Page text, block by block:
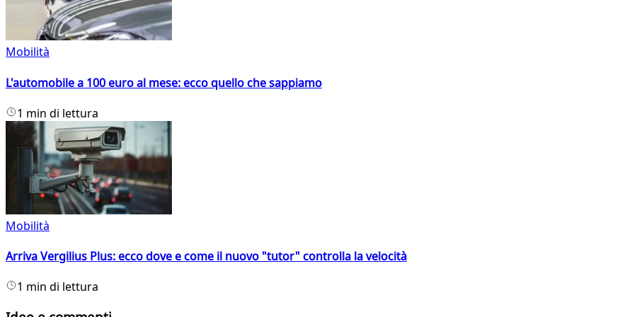
Mobilità
L'automobile a 100 euro al mese: ecco quello che sappiamo
1 min di lettura
Mobilità
Arriva Vergilius Plus: ecco dove e come il nuovo "tutor" controlla la velocità
1 min di lettura